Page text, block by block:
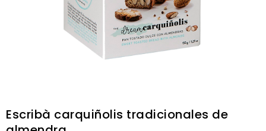
Escribà carquiñolis tradicionales de